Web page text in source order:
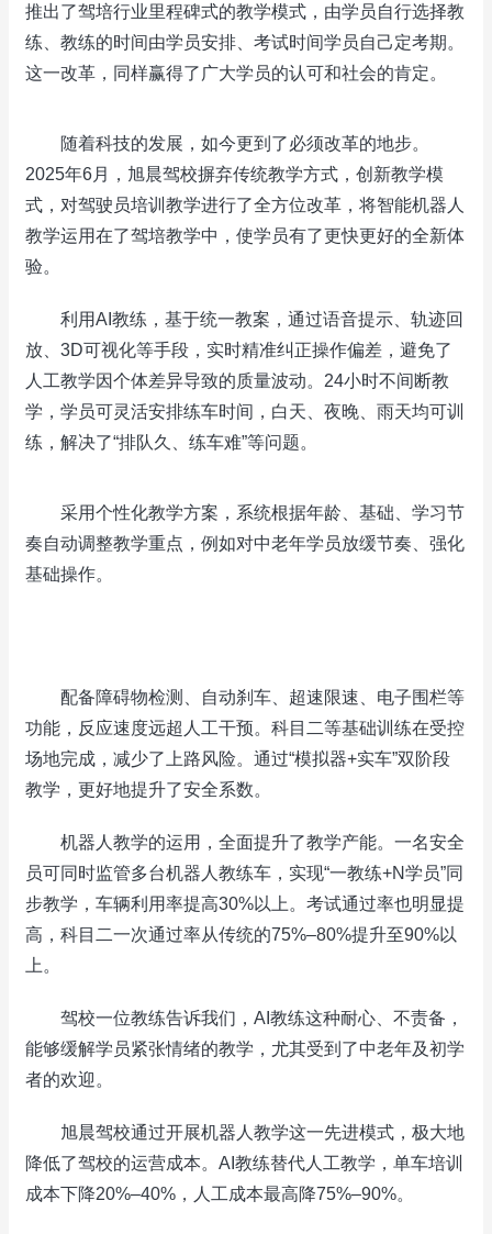
推出了驾培行业里程碑式的教学模式，由学员自行选择教
练、教练的时间由学员安排、考试时间学员自己定考期。
这一改革，同样赢得了广大学员的认可和社会的肯定。
随着科技的发展，如今更到了必须改革的地步。
2025年6月，旭晨驾校摒弃传统教学方式，创新教学模
式，对驾驶员培训教学进行了全方位改革，将智能机器人
教学运用在了驾培教学中，使学员有了更快更好的全新体
验。
利用‌AI教练，基于统一教案，通过语音提示、轨迹回
放、3D可视化等手段，实时精准纠正操作偏差，避免了
人工教学因个体差异导致的质量波动。‌24小时不间断教
学‌，学员可灵活安排练车时间，白天、夜晚、雨天均可训
练，解决了“排队久、练车难”等问题。
采用‌个性化教学方案‌，系统根据年龄、基础、学习节
奏自动调整教学重点，例如对中老年学员放缓节奏、强化
基础操作。
‌配备障碍物检测、自动刹车、超速限速、电子围栏等
功能，反应速度远超人工干预。科目二等基础训练在受控
场地完成，减少了上路风险。通过“模拟器+实车”双阶段
教学，更好地提升了安全系数。
机器人教学的运用，全面‌提升了教学产能‌。一名安全
员可同时监管多台机器人教练车，实现“一教练+N学员”同
步教学，车辆利用率提高30%以上。‌考试通过率‌也明显提
高，科目二一次通过率从传统的75%–80%提升至90%以
上。‌‌
驾校一位教练告诉我们，AI教练这种耐心、不责备，
能够缓解学员紧张情绪的教学，尤其受到了中老年及初学
者的欢迎。
旭晨驾校通过开展机器人教学这一先进模式，极大地
降低了驾校的运营成本‌。AI教练替代人工教学，单车培训
成本下降20%–40%，人工成本最高降75%–90%。